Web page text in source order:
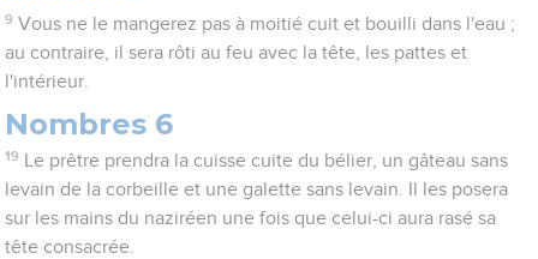
9 Vous ne le mangerez pas à moitié cuit et bouilli dans l'eau ;
au contraire, il sera rôti au feu avec la tête, les pattes et
l'intérieur.
Nombres 6
19
Le prêtre prendra la cuisse cuite du bélier, un gâteau sans
levain de la corbeille et une galette sans levain. Il les posera
sur les mains du naziréen une fois que celui-ci aura rasé sa
tête consacrée.